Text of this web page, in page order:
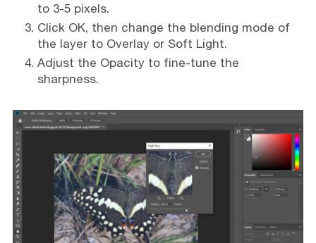
to 3-5 pixels.
Click OK, then change the blending mode of
the layer to Overlay or Soft Light.
Adjust the Opacity to fine-tune the
sharpness.